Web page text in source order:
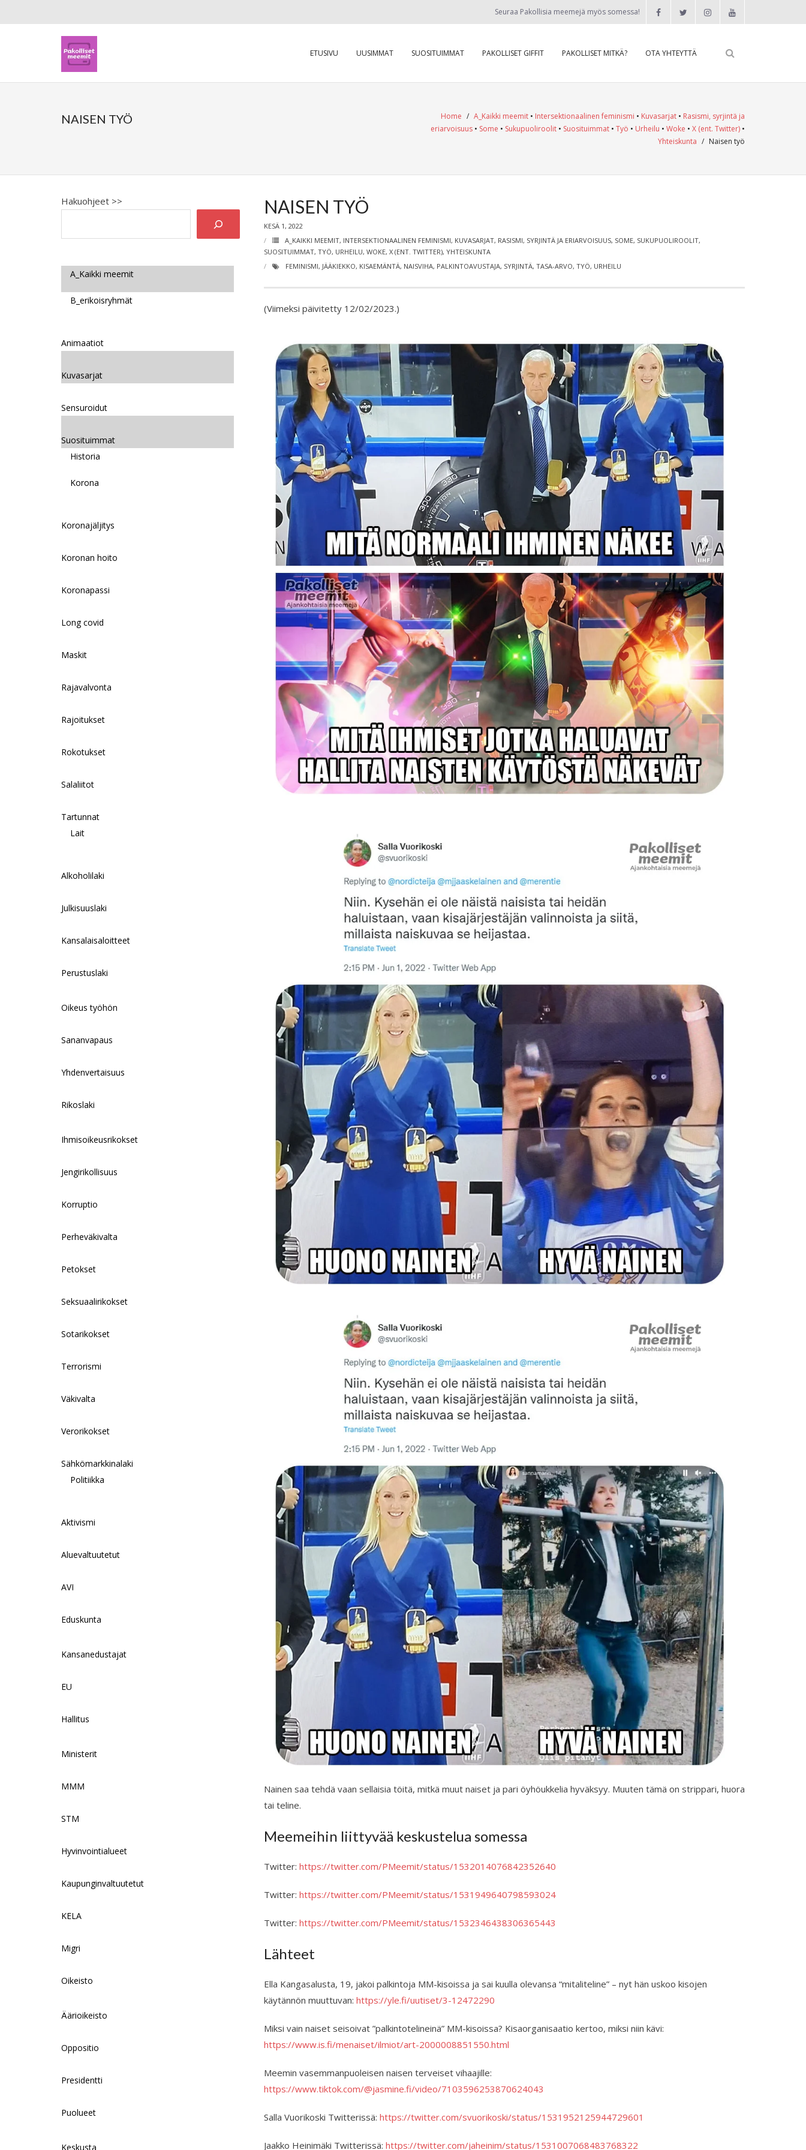
Seuraa Pakollisia meemejä myös somessa!
ETUSIVU UUSIMMAT SUOSITUIMMAT PAKOLLISET GIFFIT PAKOLLISET MITKÄ? OTA YHTEYTTÄ
NAISEN TYÖ Home / A_Kaikki meemit • Intersektionaalinen feminismi • Kuvasarjat • Rasismi, syrjintä ja
eriarvoisuus • Some • Sukupuoliroolit • Suosituimmat • Työ • Urheilu • Woke • X (ent. Twitter) •
Yhteiskunta / Naisen työ
NAISEN TYÖ
KESÄ 1, 2022
A_KAIKKI MEEMIT, INTERSEKTIONAALINEN FEMINISMI, KUVASARJAT, RASISMI, SYRJINTÄ JA ERIARVOISUUS, SOME, SUKUPUOLIROOLIT,
SUOSITUIMMAT, TYÖ, URHEILU, WOKE, X (ENT. TWITTER), YHTEISKUNTA
FEMINISMI, JÄÄKIEKKO, KISAEMÄNTÄ, NAISVIHA, PALKINTOAVUSTAJA, SYRJINTÄ, TASA-ARVO, TYÖ, URHEILU
(Viimeksi päivitetty 12/02/2023.)
Nainen saa tehdä vaan sellaisia töitä, mitkä muut naiset ja pari öyhöukkelia hyväksyy. Muuten tämä on strippari, huora
tai teline.
Meemeihin liittyvää keskustelua somessa
Twitter: https://twitter.com/PMeemit/status/1532014076842352640
Twitter: https://twitter.com/PMeemit/status/1531949640798593024
Twitter: https://twitter.com/PMeemit/status/1532346438306365443
Lähteet
Ella Kangasalusta, 19, jakoi palkintoja MM-kisoissa ja sai kuulla olevansa “mitaliteline” – nyt hän uskoo kisojen
käytännön muuttuvan: https://yle.fi/uutiset/3-12472290
Miksi vain naiset seisoivat ”palkintotelineinä” MM-kisoissa? Kisaorganisaatio kertoo, miksi niin kävi:
https://www.is.fi/menaiset/ilmiot/art-2000008851550.html
Meemin vasemmanpuoleisen naisen terveiset vihaajille:
https://www.tiktok.com/@jasmine.fi/video/7103596253870624043
Salla Vuorikoski Twitterissä: https://twitter.com/svuorikoski/status/1531952125944729601
Jaakko Heinimäki Twitterissä: https://twitter.com/jaheinim/status/1531007068483768322
Hakuohjeet >>
A_Kaikki meemit
B_erikoisryhmät
Animaatiot
Kuvasarjat
Sensuroidut
Suosituimmat
Historia
Korona
Koronajäljitys
Koronan hoito
Koronapassi
Long covid
Maskit
Rajavalvonta
Rajoitukset
Rokotukset
Salaliitot
Tartunnat
Lait
Alkoholilaki
Julkisuuslaki
Kansalaisaloitteet
Perustuslaki
Oikeus työhön
Sananvapaus
Yhdenvertaisuus
Rikoslaki
Ihmisoikeusrikokset
Jengirikollisuus
Korruptio
Perheväkivalta
Petokset
Seksuaalirikokset
Sotarikokset
Terrorismi
Väkivalta
Verorikokset
Sähkömarkkinalaki
Politiikka
Aktivismi
Aluevaltuutetut
AVI
Eduskunta
Kansanedustajat
EU
Hallitus
Ministerit
MMM
STM
Hyvinvointialueet
Kaupunginvaltuutetut
KELA
Migri
Oikeisto
Äärioikeisto
Oppositio
Presidentti
Puolueet
Keskusta